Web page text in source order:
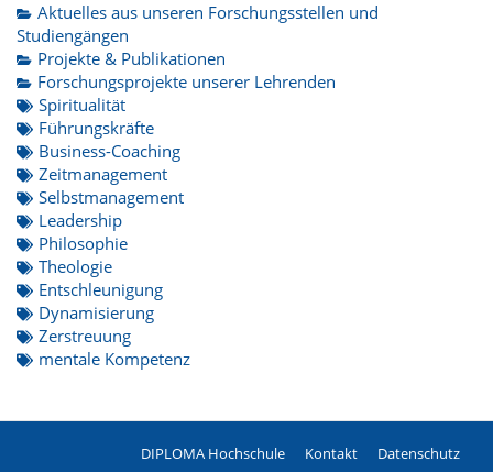
Aktuelles aus unseren Forschungsstellen und
Studiengängen
Projekte & Publikationen
Forschungsprojekte unserer Lehrenden
Spiritualität
Führungskräfte
Business-Coaching
Zeitmanagement
Selbstmanagement
Leadership
Philosophie
Theologie
Entschleunigung
Dynamisierung
Zerstreuung
mentale Kompetenz
DIPLOMA Hochschule Kontakt Datenschutz